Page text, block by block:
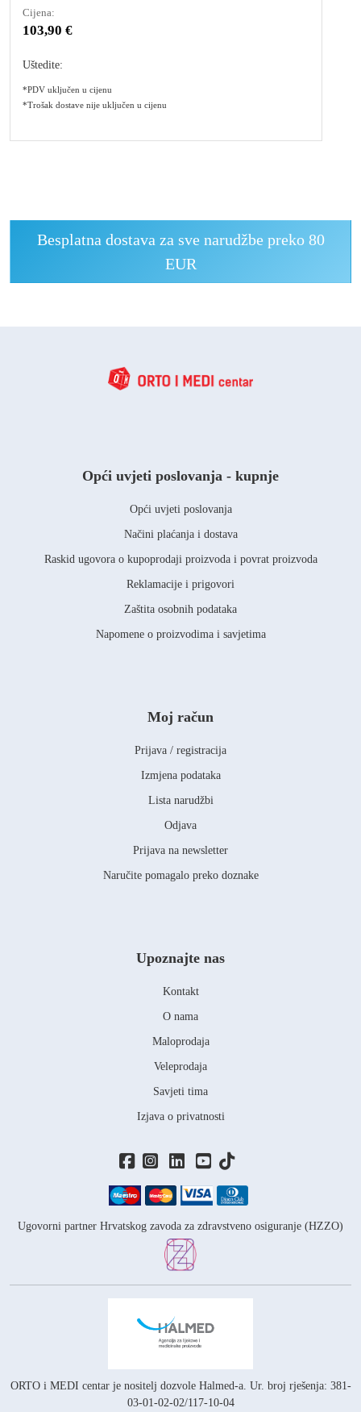
Cijena:
103,90 €
Uštedite:
*PDV uključen u cijenu
*Trošak dostave nije uključen u cijenu
Besplatna dostava za sve narudžbe preko 80
EUR
Opći uvjeti poslovanja - kupnje
Opći uvjeti poslovanja
Načini plaćanja i dostava
Raskid ugovora o kupoprodaji proizvoda i povrat proizvoda
Reklamacije i prigovori
Zaštita osobnih podataka
Napomene o proizvodima i savjetima
Moj račun
Prijava / registracija
Izmjena podataka
Lista narudžbi
Odjava
Prijava na newsletter
Naručite pomagalo preko doznake
Ugovorni partner Hrvatskog zavoda za zdravstveno osiguranje (HZZO)
ORTO i MEDI centar je nositelj dozvole Halmed-a. Ur. broj rješenja: 381-
03-01-02-02/117-10-04
Upoznajte nas
Kontakt
O nama
Maloprodaja
Veleprodaja
Savjeti tima
Izjava o privatnosti